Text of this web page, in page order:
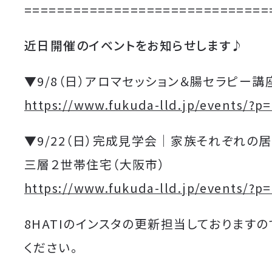
近日開催のイベントをお知らせします♪
▼9/8（日）アロマセッション＆腸セラピー講
https://www.fukuda-lld.jp/events/
▼9/22（日）完成見学会｜家族それぞれの
三層２世帯住宅（大阪市）
https://www.fukuda-lld.jp/events/
8HATIのインスタの更新担当しておりますの
ください。